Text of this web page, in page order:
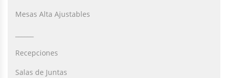
Mesas Alta Ajustables
Recepciones
Salas de Juntas